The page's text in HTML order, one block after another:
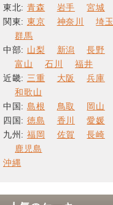
東北: 青森 岩手 宮城
関東: 東京 神奈川 埼玉
群馬
中部: 山梨 新潟 長野
富山
石川
福井
近畿: 三重 大阪 兵庫
和歌山
中国: 島根 鳥取 岡山
四国: 徳島 香川 愛媛
九州: 福岡 佐賀 長崎
鹿児島
沖縄